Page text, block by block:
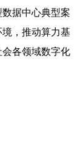
据中心典型案
，推动算力基
各领域数字化